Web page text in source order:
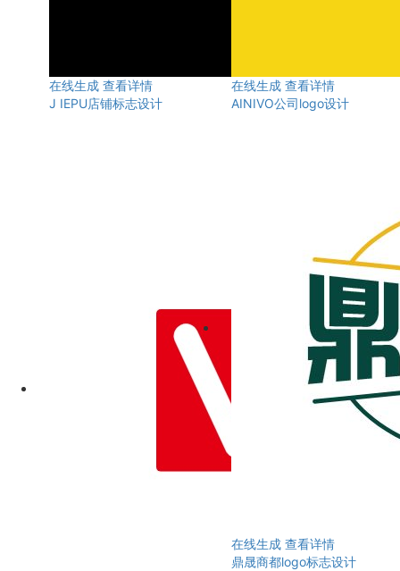
在线生成 查看详情
J IEPU店铺标志设计
在线生成 查看详情
AINIVO公司logo设计
在线生成 查看详情
鼎晟商都logo标志设计